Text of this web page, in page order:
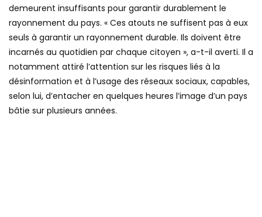
demeurent insuffisants pour garantir durablement le
rayonnement du pays. « Ces atouts ne suffisent pas à eux
seuls à garantir un rayonnement durable. Ils doivent être
incarnés au quotidien par chaque citoyen », a-t-il averti. Il a
notamment attiré l’attention sur les risques liés à la
désinformation et à l’usage des réseaux sociaux, capables,
selon lui, d’entacher en quelques heures l’image d’un pays
bâtie sur plusieurs années.